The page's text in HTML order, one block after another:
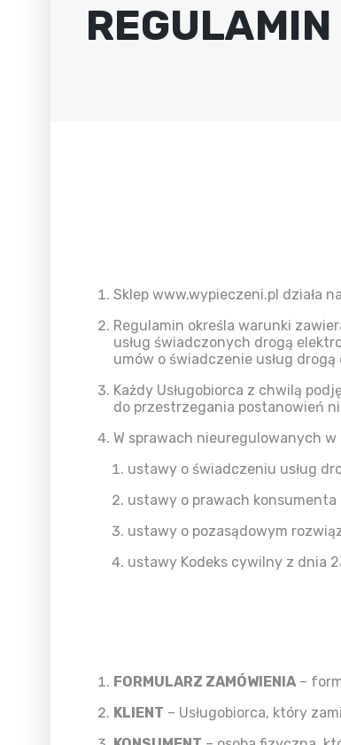
REGULAMIN
Sklep www.wypieczeni.pl działa
Regulamin określa warunki
usług świadczonych drogą
umów o świadczenie usług
Każdy Usługobiorca z chwilą
do przestrzegania postanowień
W sprawach nieuregulowanych
ustawy o świadczeniu usług
ustawy o prawach konsumenta
ustawy o pozasądowym
ustawy Kodeks cywilny z dnia
FORMULARZ ZAMÓWIENIA–
KLIENT – Usługobiorca, który